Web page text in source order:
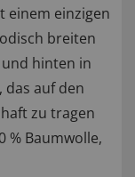
einem einzigen
breiten
hinten in
auf den
zu tragen
% Baumwolle,